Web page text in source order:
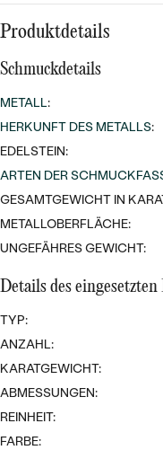
Wave
NACH DER FORM
DIAMANTEN
Ringe
Produktdetails
Schmuckdetails
METALL:
HERKUNFT DES METALLS:
EDELSTEIN:
ARTEN DER
GESAMTGEWICHT IN
METALLOBERFLÄCHE:
UNGEFÄHRES GEWICHT:
Details des eingesetzten
TYP:
ANZAHL:
KARATGEWICHT:
ABMESSUNGEN:
REINHEIT:
FARBE: